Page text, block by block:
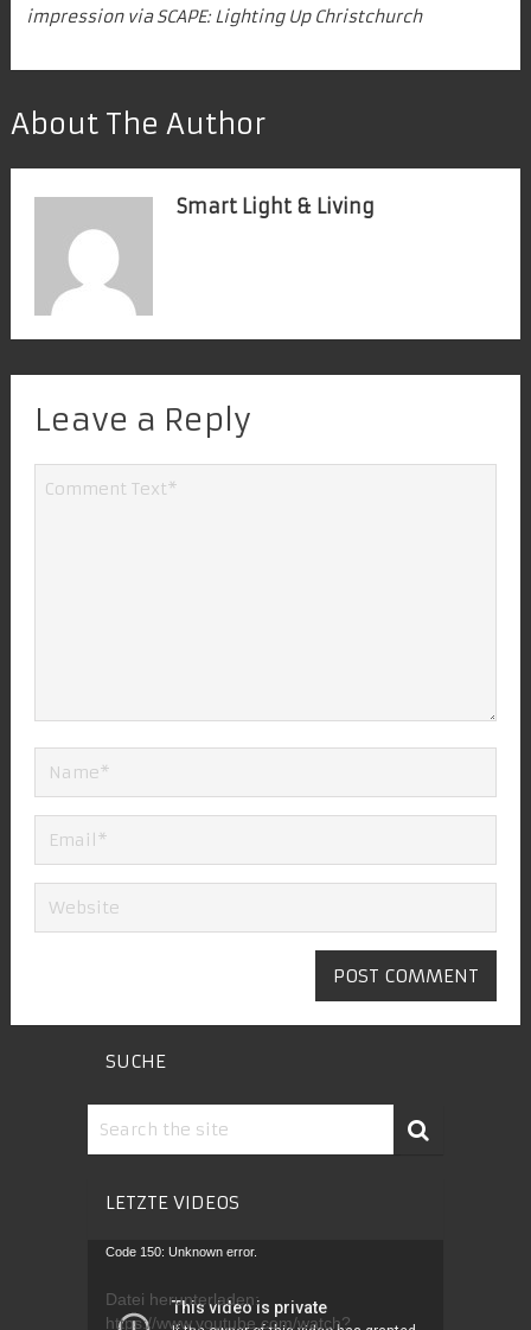
impression viaSCAPE: Lighting Up Christchurch
About The Author
Smart Light & Living
Leave a Reply
SUCHE
LETZTE VIDEOS
Video-
Code 150: Unknown error.
Datei herunterladen:
https://www.youtube.com/watch?